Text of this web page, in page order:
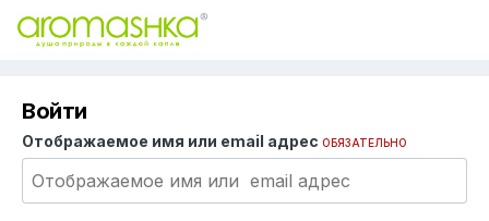
Войти
Отображаемое имя или email адрес ОБЯЗАТЕЛЬНО